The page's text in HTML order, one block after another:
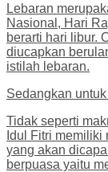
Lebaran
Nasional, Hari
berarti hari libur.
diucapkan
istilah lebaran.
Sedangkan untuk
Tidak seperti
Idul Fitri memiliki
yang akan
berpuasa yaitu